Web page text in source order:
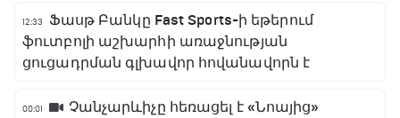
12:33
Ֆասթ Բանկը Fast Sports-ի եթերում
ֆուտբոլի աշխարհի առաջնության
ցուցադրման գլխավոր հովանավորն է
00:01 Չանչարևիչը հեռացել է «Նոայից»